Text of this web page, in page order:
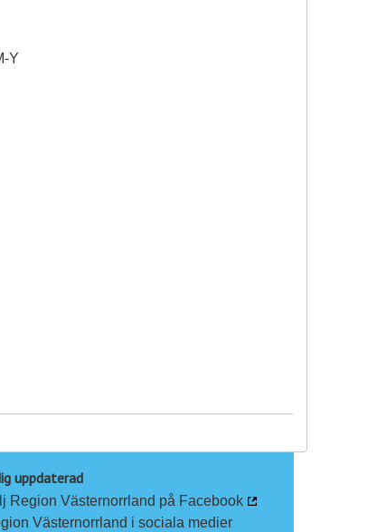
Y
uppdaterad
Region Västernorrland på Facebook
Västernorrland i sociala medier